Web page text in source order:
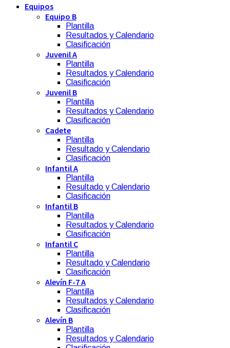
Equipos
Equipo B
Plantilla
Resultados y Calendario
Clasificación
Juvenil A
Plantilla
Resultados y Calendario
Clasificación
Juvenil B
Plantilla
Resultados y Calendario
Clasificación
Cadete
Plantilla
Resultado y Calendario
Clasificación
Infantil A
Plantilla
Resultado y Calendario
Clasificación
Infantil B
Plantilla
Resultados y Calendario
Clasificación
Infantil C
Plantilla
Resultado y Calendario
Clasificación
Alevín F-7 A
Plantilla
Resultados y Calendario
Clasificación
Alevín B
Plantilla
Resultados y Calendario